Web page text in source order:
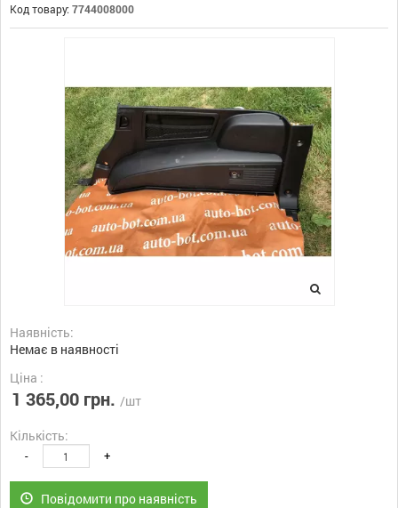
Код товару: 7744008000
Наявність:
Немає в наявності
Ціна :
1 365,00 грн. /шт
Кількість:
- +
Повідомити про наявність